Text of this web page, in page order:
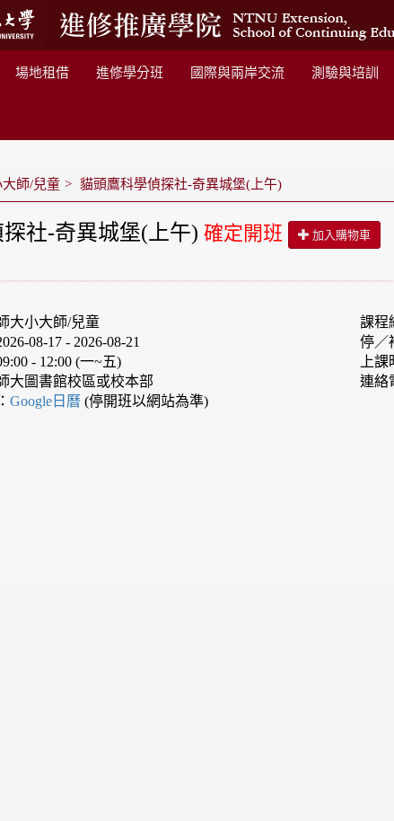
場地租借 進修學分班 國際與兩岸交流 測驗與培訓
大師/兒童 貓頭鷹科學偵探社-奇異城堡(上午)
社-奇異城堡(上午) 確定開班 加入購物車
大小大師/兒童
課程
08-17 - 2026-08-21
停／
- 12:00 (一~五)
上
大圖書館校區或校本部
連絡
Google日曆(停開班以網站為準)